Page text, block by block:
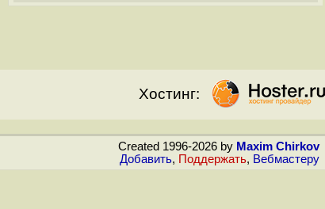
Хостинг:
Created 1996-2026 by Maxim Chirkov
Добавить, Поддержать, Вебмастеру